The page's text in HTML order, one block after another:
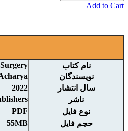
Add to Cart
نام کتاب
نويسندگان
سال انتشار
2022
ناشر
نوع فايل
PDF
حجم فايل
55MB